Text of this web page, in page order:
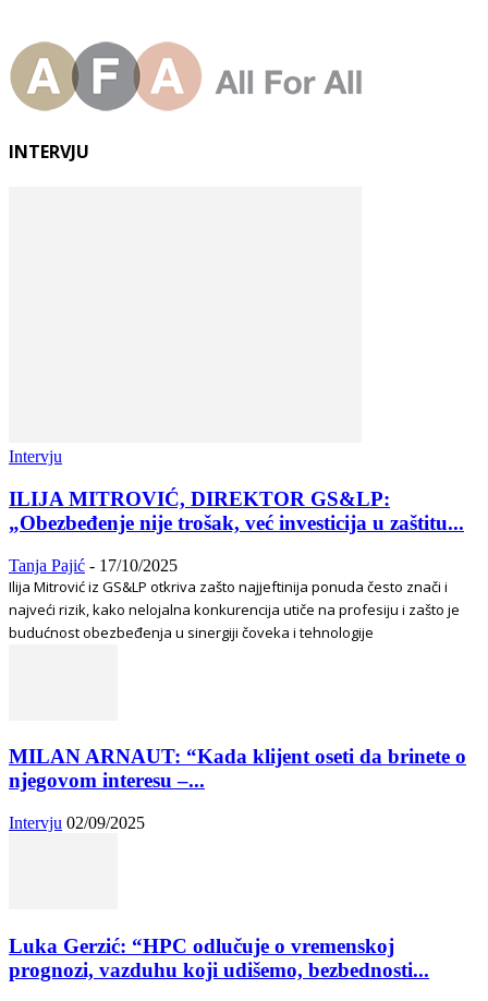
INTERVJU
Intervju
ILIJA MITROVIĆ, DIREKTOR GS&LP:
„Obezbeđenje nije trošak, već investicija u zaštitu...
Tanja Pajić - 17/10/2025
Ilija Mitrović iz GS&LP otkriva zašto najjeftinija ponuda često znači i
najveći rizik, kako nelojalna konkurencija utiče na profesiju i zašto je
budućnost obezbeđenja u sinergiji čoveka i tehnologije
MILAN ARNAUT: “Kada klijent oseti da brinete o
njegovom interesu –...
Intervju 02/09/2025
Luka Gerzić: “HPC odlučuje o vremenskoj
prognozi, vazduhu koji udišemo, bezbednosti...